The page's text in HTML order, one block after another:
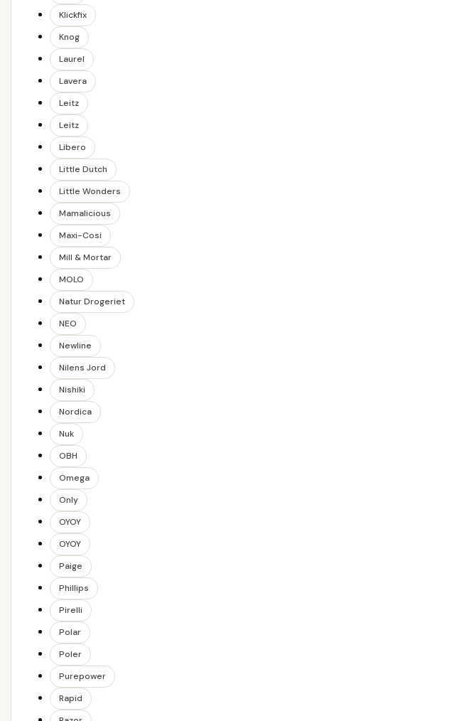
Klickfix
Knog
Laurel
Lavera
Leitz
Leitz
Libero
Little Dutch
Little Wonders
Mamalicious
Maxi-Cosi
Mill & Mortar
MOLO
Natur Drogeriet
NEO
Newline
Nilens Jord
Nishiki
Nordica
Nuk
OBH
Omega
Only
OYOY
OYOY
Paige
Phillips
Pirelli
Polar
Poler
Purepower
Rapid